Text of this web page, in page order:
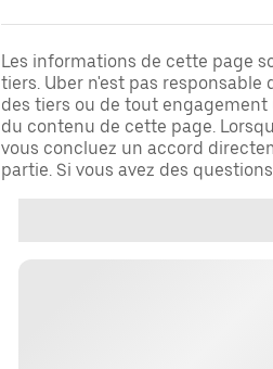
Les informations de cette page
tiers. Uber n'est pas
des tiers ou de tout
du contenu de cette page.
vous concluez un accord
partie. Si vous avez des